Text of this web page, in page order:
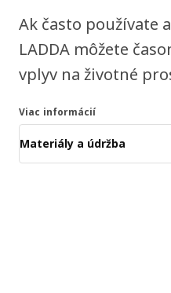
Ak často používate
LADDA môžete
vplyv na životné
Viac informácií
Materiály a údržba